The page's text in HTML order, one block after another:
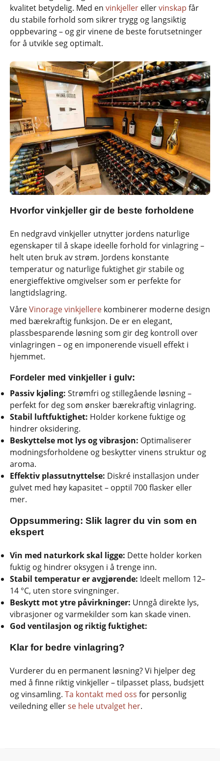
kvalitet betydelig. Med en vinkjeller ellervinskap får
du stabile forhold som sikrer trygg og langsiktig
oppbevaring – og gir vinene de beste forutsetninger
for å utvikle seg optimalt.
Hvorfor vinkjeller gir de beste forholdene
En nedgravd vinkjeller utnytter jordens naturlige
egenskaper til å skape ideelle forhold for vinlagring –
helt uten bruk av strøm. Jordens konstante
temperatur og naturlige fuktighet gir stabile og
energieffektive omgivelser som er perfekte for
langtidslagring.
VåreVinorage vinkjellere kombinerer moderne design
med bærekraftig funksjon. De er en elegant,
plassbesparende løsning som gir deg kontroll over
vinlagringen – og en imponerende visuell effekt i
hjemmet.
Fordeler med vinkjeller i gulv:
Passiv kjøling: Strømfri og stillegående løsning –
perfekt for deg som ønsker bærekraftig vinlagring.
Stabil luftfuktighet: Holder korkene fuktige og
hindrer oksidering.
Beskyttelse mot lys og vibrasjon: Optimaliserer
modningsforholdene og beskytter vinens struktur og
aroma.
Effektiv plassutnyttelse: Diskré installasjon under
gulvet med høy kapasitet – opptil 700 flasker eller
mer.
Oppsummering: Slik lagrer du vin som en
ekspert
Vin med naturkork skal ligge: Dette holder korken
fuktig og hindrer oksygen i å trenge inn.
Stabil temperatur er avgjørende: Ideelt mellom 12–
14 °C, uten store svingninger.
Beskytt mot ytre påvirkninger: Unngå direkte lys,
vibrasjoner og varmekilder som kan skade vinen.
God ventilasjon og riktig fuktighet:
Klar for bedre vinlagring?
Vurderer du en permanent løsning? Vi hjelper deg
med å finne riktig vinkjeller – tilpasset plass, budsjett
og vinsamling. Ta kontakt med oss for personlig
veiledning ellerse hele utvalget her.